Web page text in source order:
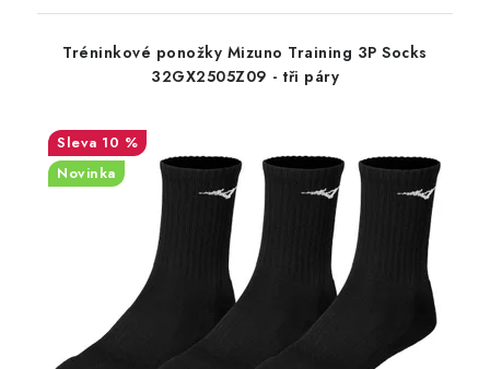
Tréninkové ponožky Mizuno Training 3P Socks
32GX2505Z09 - tři páry
10 %
Novinka